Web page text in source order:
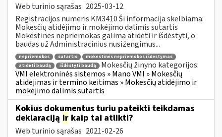
Web turinio sąrašas 2025-03-12
Registracijos numeris KM3410 Ši informacija skelbiama:
Mokesčių atidėjimo ir mokėjimo dalimis sutartis
Mokestines nepriemokas galima atidėti ir išdėstyti, o
baudas už Administracinius nusižengimus...
nepriemokos sutartis
mokestinės nepriemokos išdėstymas
atidėti baudą
išdėstyti baudą
Mokesčių žinyno kategorijos:
VMI elektroninės sistemos » Mano VMI » Mokesčių
atidėjimas ir termino keitimas » Mokesčių atidėjimo ir
mokėjimo dalimis sutartis
Kokius dokumentus turiu pateikti teikdamas
deklaraciją ir kaip tai atlikti?
Web turinio sąrašas 2021-02-26